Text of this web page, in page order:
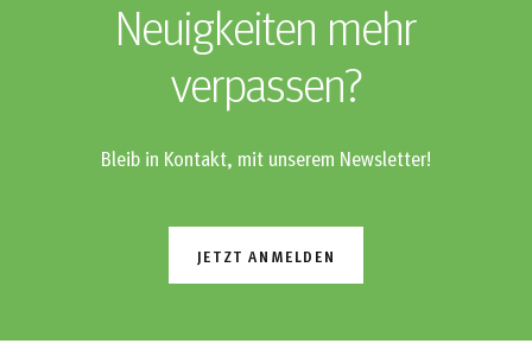
Neuigkeiten mehr
verpassen?
Bleib in Kontakt, mit unserem Newsletter!
JETZT ANMELDEN